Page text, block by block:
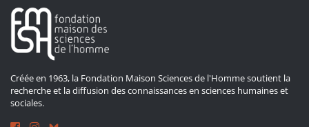
Créée en 1963, la Fondation Maison Sciences de l'Homme soutient la
recherche et la diffusion des connaissances en sciences humaines et
sociales.